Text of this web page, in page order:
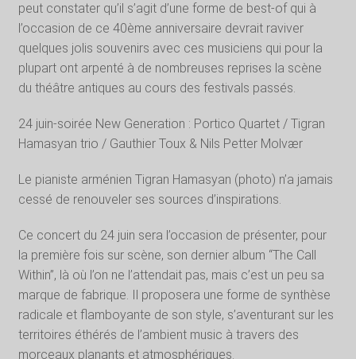
peut constater qu’il s’agit d’une forme de best-of qui à
l’occasion de ce 40ème anniversaire devrait raviver
quelques jolis souvenirs avec ces musiciens qui pour la
plupart ont arpenté à de nombreuses reprises la scène
du théâtre antiques au cours des festivals passés.
24 juin-soirée New Generation : Portico Quartet / Tigran
Hamasyan trio / Gauthier Toux & Nils Petter Molvær
Le pianiste arménien Tigran Hamasyan (photo) n’a jamais
cessé de renouveler ses sources d’inspirations.
Ce concert du 24 juin sera l’occasion de présenter, pour
la première fois sur scène, son dernier album “The Call
Within”, là où l’on ne l’attendait pas, mais c’est un peu sa
marque de fabrique. Il proposera une forme de synthèse
radicale et flamboyante de son style, s’aventurant sur les
territoires éthérés de l’ambient music à travers des
morceaux planants et atmosphériques.